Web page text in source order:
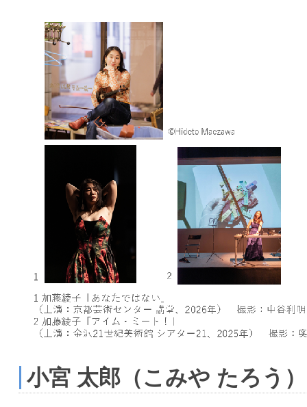
小宮 太郎（こみや たろう）